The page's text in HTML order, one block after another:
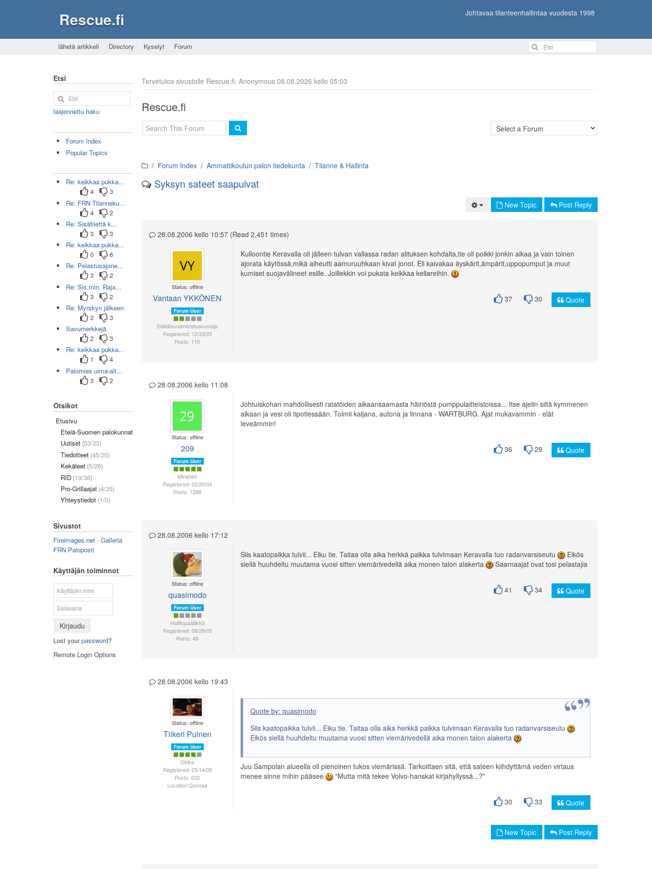
Rescue.fi Johtavaa tilanteenhallintaa vuodesta 1998
lähetä artikkeli Directory Kyselyt Forum
Tervetuloa sivustolle Rescue.fi, Anonymous 08.08.2026 kello 05:03
Rescue.fi
Forum Index Ammattikoulun palon tiedekunta Tilanne & Hallinta
Syksyn sateet saapuivat
New Topic Post Reply
28.08.2006 kello 10:57 (Read 2,451 times)
Status: offline
Vantaan YKKÖNEN
Forum User
Säädösvalmisteluavustaja
Registered: 12/23/05
Posts: 110
Kulloontie Keravalla oli jälleen tulvan vallassa radan alituksen kohdalta,tie oli poikki jonkin aikaa ja vain toinen
ajorata käytössä,mikä aiheutti aamuruuhkaan kivat jonot. Eli kaivakaa äyskärit,ämpärit,uppopumput ja muut
kumiset suojavälineet esille. Joillekkin voi pukata keikkaa kellareihin.
37 30 Quote
28.08.2006 kello 11:08
Status: offline
209
Forum User
Ministeri
Registered: 02/20/04
Posts: 1289
Johtuiskohan mahdollisesti ratatöiden aikaansaamasta häiriöstä pumppulaitteistoissa... Itse ajelin siitä kymmenen
aikaan ja vesi oli tipotiessään. Toimii kaljana, autona ja linnana - WARTBURG. Ajat mukavammin - elät
leveämmin!
36 29 Quote
28.08.2006 kello 17:12
Status: offline
quasimodo
Forum User
Hallitopäällikkö
Registered: 08/29/05
Posts: 48
Siis kaatopaikka tulvii... Eiku tie. Taitaa olla aika herkkä paikka tulvimaan Keravalla tuo radanvarsiseutu
Eikös
siellä huuhdeltu muutama vuosi sitten viemärivedellä aika monen talon alakerta
Saarnaajat ovat tosi pelastajia
41 34 Quote
28.08.2006 kello 19:43
Status: offline
Tiikeri Puinen
Forum User
Dirika
Registered: 05/14/05
Posts: 632
Location:Qsimaa
Quote by: quasimodo
Siis kaatopaikka tulvii... Eiku tie. Taitaa olla aika herkkä paikka tulvimaan Keravalla tuo radanvarsiseutu
Eikös siellä huuhdeltu muutama vuosi sitten viemärivedellä aika monen talon alakerta
Juu Sampolan alueella oli pienoinen tukos viemärissä. Tarkoittaen sitä, että sateen kiihdyttämä veden virtaus
menee sinne mihin pääsee
"Mutta mitä tekee Volvo-hanskat kirjahyllyssä...?"
30 33 Quote
New Topic Post Reply
Etsi
laajennettu haku
Forum Index
Popular Topics
Re: keikkaa pukka...
4
3
Re: FRN Tilanneku...
4
2
Re: Sisäfilettä k...
3
3
Re: keikkaa pukka...
0
6
Re: Pelastusajone...
3
2
Re: Sis.min. Raja...
3
2
Re: Myrskyn jälkeen
2
3
Savumerkkejä
2
3
Re: keikkaa pukka...
1
4
Palomies uima-alt...
3
2
Otsikot
Etusivu
Etelä-Suomen palokunnat
Uutiset (53/23)
Tiedotteet (45/20)
Kekäleet (5/26)
RID (19/36)
Pro-Grillaajat (4/35)
Yhteystiedot (1/0)
Sivustot
Fireimages.net - Galleria
FRN Paloposti
Käyttäjän toiminnot
Kirjaudu
Lost yourpassword?
Remote Login Options